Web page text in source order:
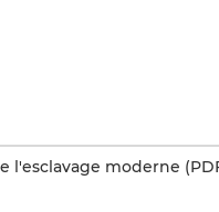
l'esclavage moderne